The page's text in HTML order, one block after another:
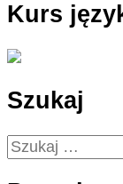
Kurs
Szukaj
Szukaj: